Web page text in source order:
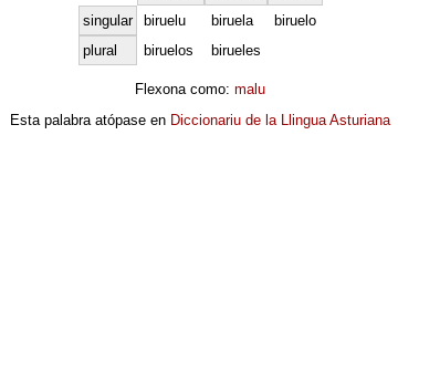
singular
biruelu biruela
biruelo
plural
biruelos birueles
Flexona como: malu
Esta palabra atópase en Diccionariu de la Llingua Asturiana